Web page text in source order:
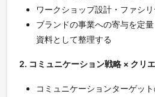
ワークショップ設計・ファシ
ブランドの事業への寄与を定
資料として整理する
2. コミュニケーション戦略 × クリ
コミュニケーションターゲッ